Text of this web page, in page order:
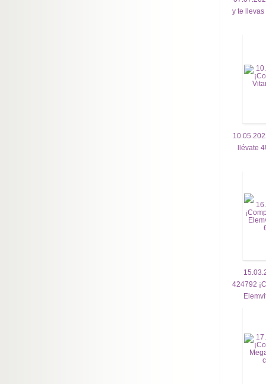
y te
llévate
424792